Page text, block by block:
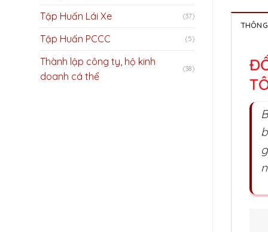
Tập Huấn Lái Xe (37)
Tập Huấn PCCC (5)
Thành lập công ty, hộ kinh
doanh cá thể
(38)